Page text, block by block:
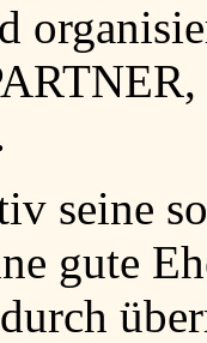
seine
gute